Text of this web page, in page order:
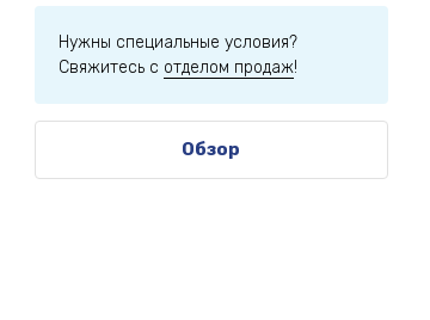
Нужны специальные условия?
Свяжитесь с отделом продаж!
Обзор